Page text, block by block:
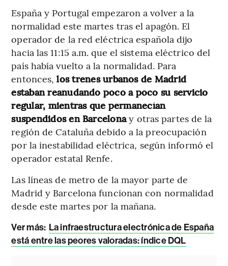
España y Portugal empezaron a volver a la
normalidad este martes tras el apagón. El
operador de la red eléctrica española dijo
hacia las 11:15 a.m. que el sistema eléctrico del
país había vuelto a la normalidad. Para
entonces,los trenes urbanos de Madrid
estaban reanudando poco a poco su servicio
regular, mientras que permanecían
suspendidos en Barcelonay otras partes de la
región de Cataluña debido a la preocupación
por la inestabilidad eléctrica, según informó el
operador estatal Renfe.
Las líneas de metro de la mayor parte de
Madrid y Barcelona funcionan con normalidad
desde este martes por la mañana.
Ver más: La infraestructura electrónica de España
está entre las peores valoradas: índice DQL